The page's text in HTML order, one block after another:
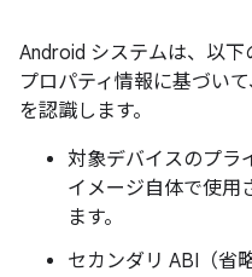
Android システムは、以
プロパティ情報に基づい
を認識します。
対象デバイスのプラ
イメージ自体で使用
ます。
セカンダリ ABI（省